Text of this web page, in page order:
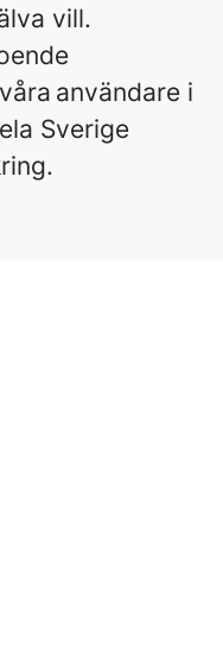
vill.
användare i
Sverige